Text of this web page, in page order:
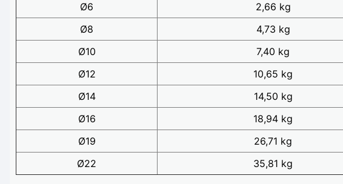
Ø6
2,66 kg
Ø8
4,73 kg
Ø10
7,40 kg
Ø12
10,65 kg
Ø14
14,50 kg
Ø16
18,94 kg
Ø19
26,71 kg
Ø22
35,81 kg